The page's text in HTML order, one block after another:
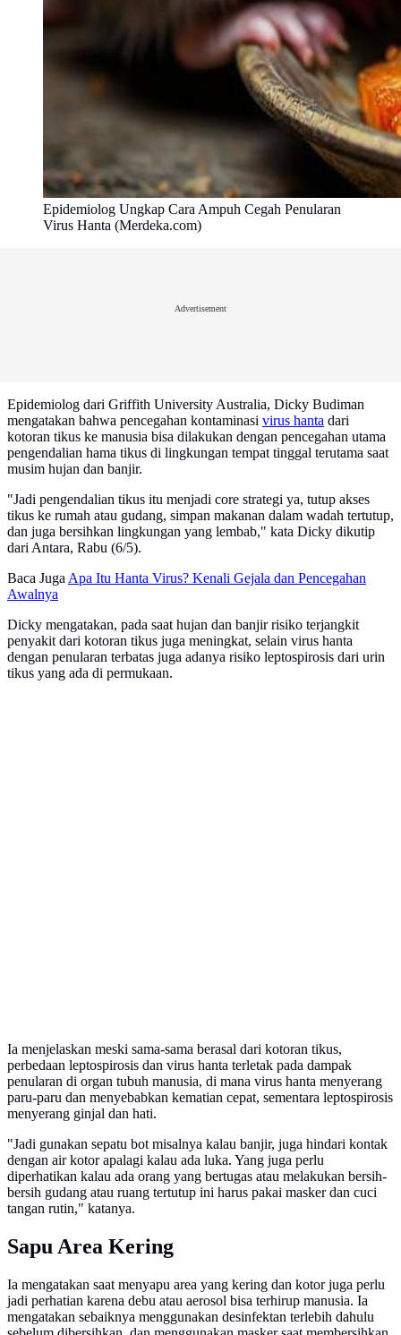
Epidemiolog Ungkap Cara Ampuh Cegah Penularan
Virus Hanta (Merdeka.com)
Advertisement
Epidemiolog dari Griffith University Australia, Dicky Budiman
mengatakan bahwa pencegahan kontaminasi virus hanta dari
kotoran tikus ke manusia bisa dilakukan dengan pencegahan utama
pengendalian hama tikus di lingkungan tempat tinggal terutama saat
musim hujan dan banjir.
"Jadi pengendalian tikus itu menjadi core strategi ya, tutup akses
tikus ke rumah atau gudang, simpan makanan dalam wadah tertutup,
dan juga bersihkan lingkungan yang lembab," kata Dicky dikutip
dari Antara, Rabu (6/5).
Baca JugaApa Itu Hanta Virus? Kenali Gejala dan Pencegahan
Awalnya
Dicky mengatakan, pada saat hujan dan banjir risiko terjangkit
penyakit dari kotoran tikus juga meningkat, selain virus hanta
dengan penularan terbatas juga adanya risiko leptospirosis dari urin
tikus yang ada di permukaan.
Ia menjelaskan meski sama-sama berasal dari kotoran tikus,
perbedaan leptospirosis dan virus hanta terletak pada dampak
penularan di organ tubuh manusia, di mana virus hanta menyerang
paru-paru dan menyebabkan kematian cepat, sementara leptospirosis
menyerang ginjal dan hati.
"Jadi gunakan sepatu bot misalnya kalau banjir, juga hindari kontak
dengan air kotor apalagi kalau ada luka. Yang juga perlu
diperhatikan kalau ada orang yang bertugas atau melakukan bersih-
bersih gudang atau ruang tertutup ini harus pakai masker dan cuci
tangan rutin," katanya.
Sapu Area Kering
Ia mengatakan saat menyapu area yang kering dan kotor juga perlu
jadi perhatian karena debu atau aerosol bisa terhirup manusia. Ia
mengatakan sebaiknya menggunakan desinfektan terlebih dahulu